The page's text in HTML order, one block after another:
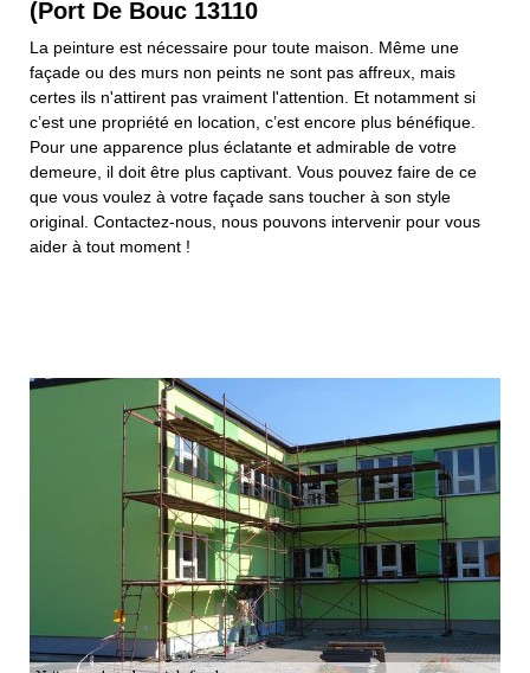
(Port De Bouc 13110
La peinture est nécessaire pour toute maison. Même une
façade ou des murs non peints ne sont pas affreux, mais
certes ils n'attirent pas vraiment l'attention. Et notamment si
c’est une propriété en location, c’est encore plus bénéfique.
Pour une apparence plus éclatante et admirable de votre
demeure, il doit être plus captivant. Vous pouvez faire de ce
que vous voulez à votre façade sans toucher à son style
original. Contactez-nous, nous pouvons intervenir pour vous
aider à tout moment !